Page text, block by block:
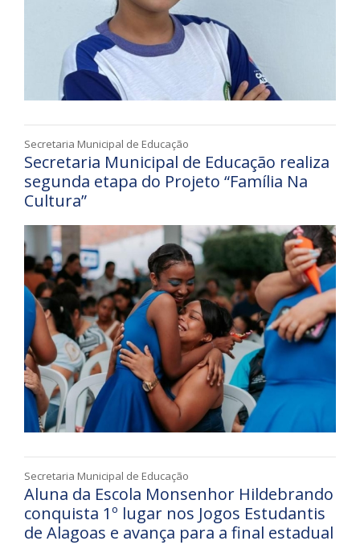
Secretaria Municipal de Educação
Secretaria Municipal de Educação realiza
segunda etapa do Projeto “Família Na
Cultura”
Secretaria Municipal de Educação
Aluna da Escola Monsenhor Hildebrando
conquista 1º lugar nos Jogos Estudantis
de Alagoas e avança para a final estadual